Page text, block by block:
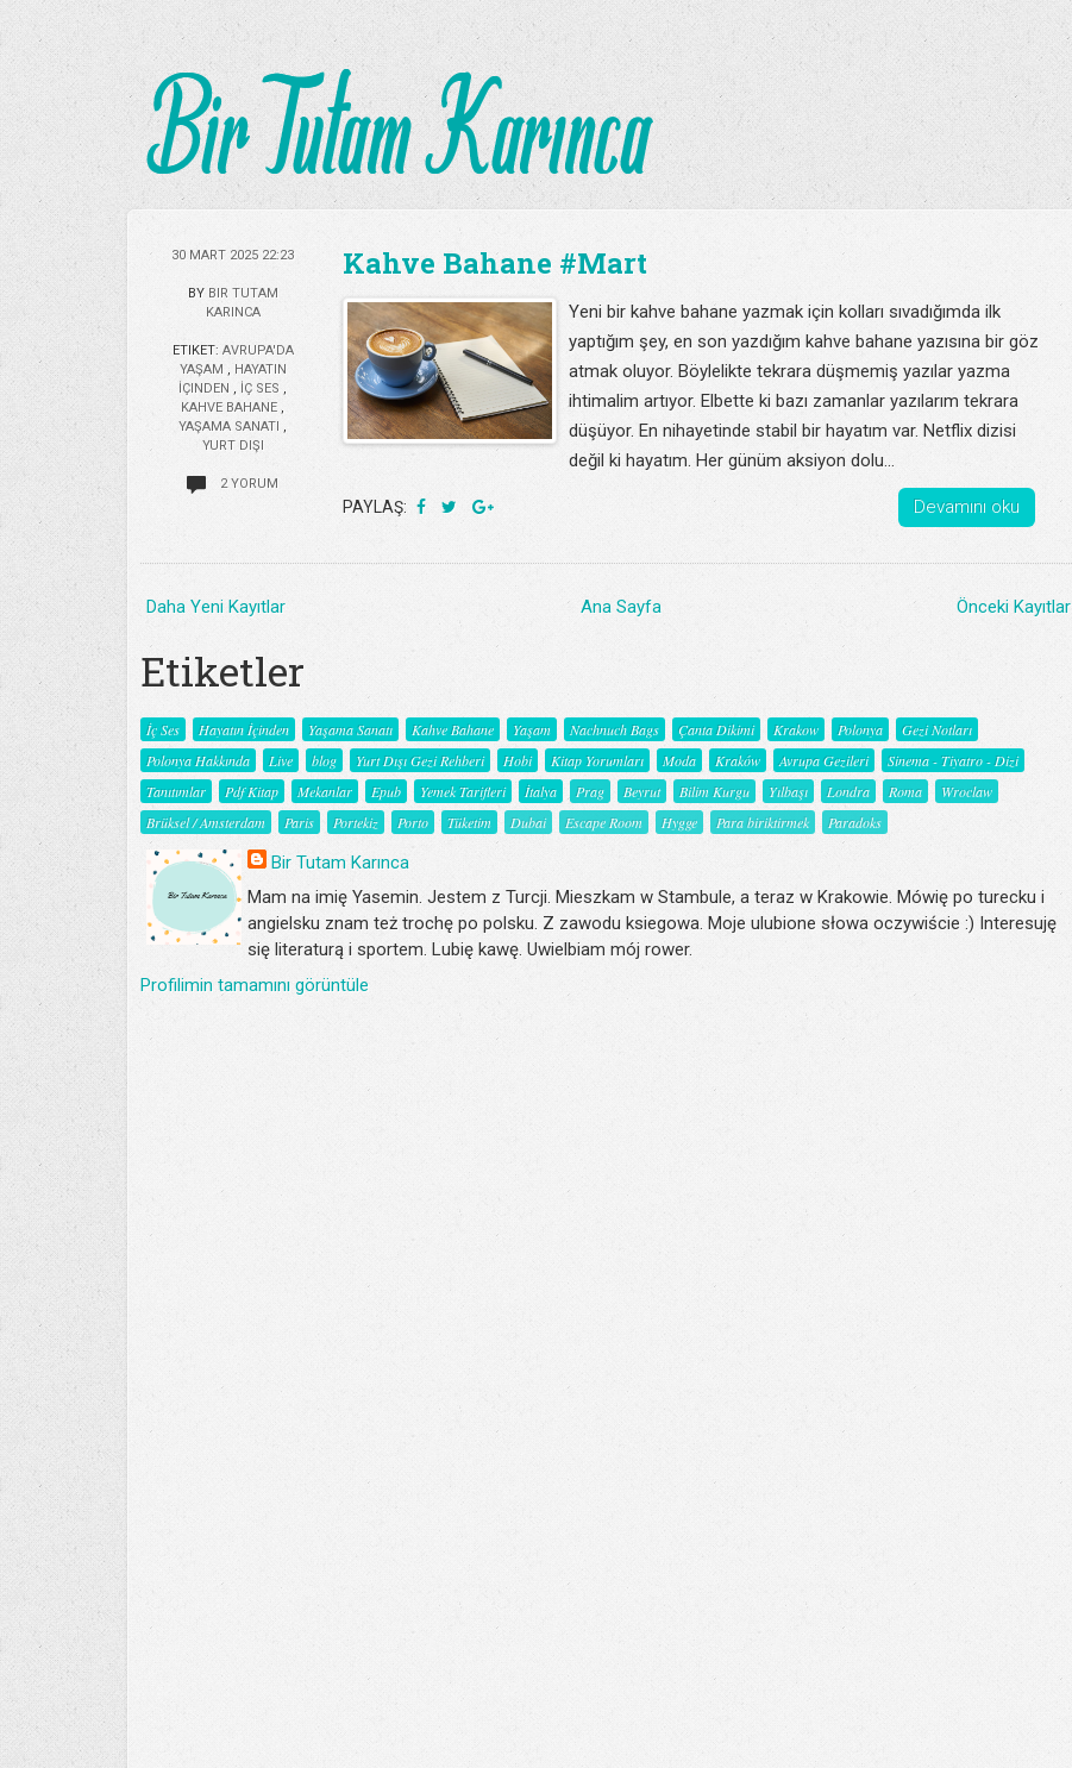
30 MART 2025 22:23
BY BIR TUTAM
KARINCA
ETIKET: AVRUPA'DA
YAŞAM , HAYATIN
İÇINDEN , İÇ SES ,
KAHVE BAHANE ,
YAŞAMA SANATI ,
YURT DIŞI
2 YORUM
Kahve Bahane #Mart
Yeni bir kahve bahane yazmak için kolları sıvadığımda ilk
yaptığım şey, en son yazdığım kahve bahane yazısına bir göz
atmak oluyor. Böylelikte tekrara düşmemiş yazılar yazma
ihtimalim artıyor. Elbette ki bazı zamanlar yazılarım tekrara
düşüyor. En nihayetinde stabil bir hayatım var. Netflix dizisi
değil ki hayatım. Her günüm aksiyon dolu...
PAYLAŞ: Devamını oku
Daha Yeni Kayıtlar Önceki Kayıtlar
Ana Sayfa
Etiketler
İç Ses Hayatın İçinden Yaşama Sanatı Kahve Bahane Yaşam Nachnuch Bags Çanta Dikimi Krakow Polonya
Gezi Notları
Polonya Hakkında
Live blog Yurt Dışı Gezi Rehberi Hobi Kitap Yorumları Moda Kraków Avrupa Gezileri
Sinema - Tiyatro - Dizi
Tanıtımlar
Pdf Kitap Mekanlar Epub Yemek Tarifleri İtalya Prag Beyrut Bilim Kurgu Yılbaşı Londra Roma
Wroclaw
Brüksel / Amsterdam
Paris Portekiz Porto Tüketim Dubai Escape Room Hygge Para biriktirmek Paradoks
Bir Tutam Karınca
Mam na imię Yasemin. Jestem z Turcji. Mieszkam w Stambule, a teraz w Krakowie. Mówię po turecku i
angielsku znam też trochę po polsku. Z zawodu ksiegowa. Moje ulubione słowa oczywiście :) Interesuję
się literaturą i sportem. Lubię kawę. Uwielbiam mój rower.
Profilimin tamamını görüntüle